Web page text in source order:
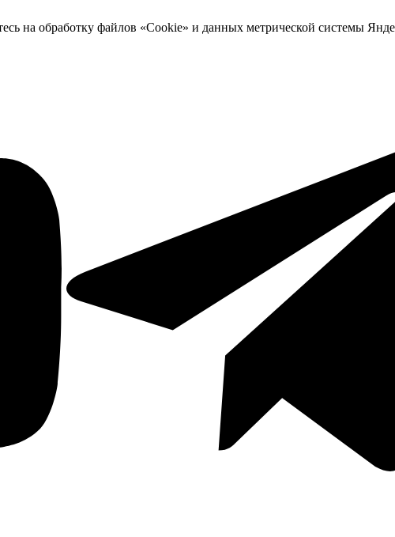
на обработку файлов «Cookie» и данных метрической системы